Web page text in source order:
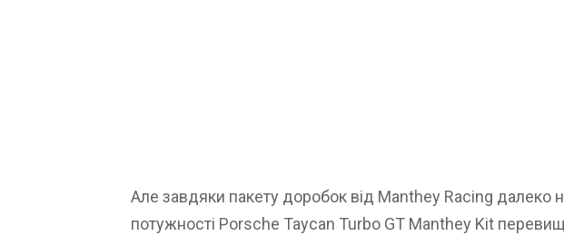
Але завдяки пакету доробок від Manthey Racing далеко
потужності Porsche Taycan Turbo GT Manthey Kit